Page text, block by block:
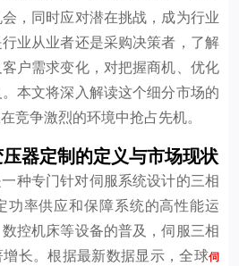
，同时应对潜在挑战，成为行业
业从业者还是采购决策者，了解
户需求变化，对把握商机、优化
本文将深入解读这个细分市场的
竞争激烈的环境中抢占先机。
器定制的定义与市场现状
种专门针对伺服系统设计的三相
功率供应和保障系统的高性能运
控机床等设备的普及，伺服三相
长。根据最新数据显示，全球伺